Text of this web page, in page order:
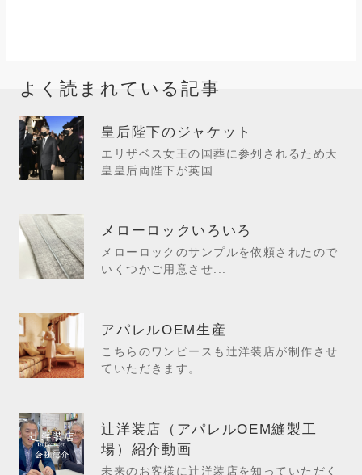
よく読まれている記事
皇后陛下のジャケット
エリザベス女王の国葬に参列されるため天
皇皇后両陛下が英国...
メローロックいろいろ
メローロックのサンプルを依頼されたので
いくつかご用意させ...
アパレルOEM生産
こちらのワンピースも辻洋装店が制作させ
ていただきます。 ...
辻洋装店（アパレルOEM縫製工
場）紹介動画
未来のお客様に辻洋装店を知っていただく